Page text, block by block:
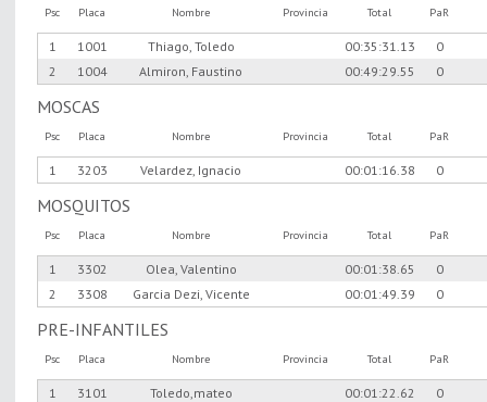
Psc Placa Nombre Provincia Total PaR
1 1001 Thiago, Toledo 00:35:31.13
0
2
1004 Almiron, Faustino 00:49:29.55 0
MOSCAS
Psc Placa Nombre Provincia Total PaR
1 3203 Velardez, Ignacio 00:01:16.38 0
MOSQUITOS
Psc Placa Nombre Provincia Total PaR
1 3302 Olea, Valentino 00:01:38.65
0
2
3308 Garcia Dezi, Vicente 00:01:49.39 0
PRE-INFANTILES
Psc Placa Nombre Provincia Total PaR
1 3101 Toledo,mateo 00:01:22.62
0